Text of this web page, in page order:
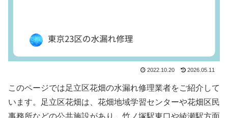
2022.10.20 2026.05.11
このページでは足立区花畑の水漏れ修理業者をご紹介して
います。足立区花畑は、花畑地域学習センターや花畑区民
事務所などの公共施設があり、竹ノ塚駅東口や綾瀬駅方面